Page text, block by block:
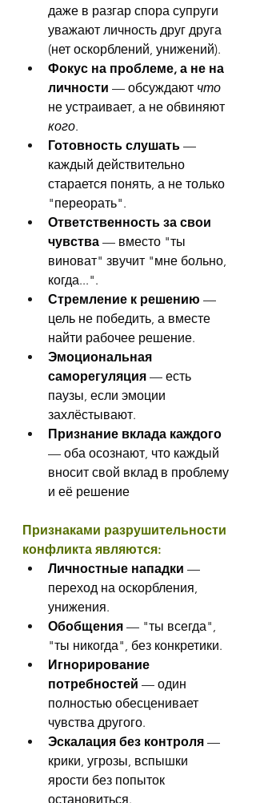
даже в разгар спора супруги
уважают личность друг друга
(нет оскорблений, унижений).
Фокус на проблеме, а не на
личности — обсуждают что
не устраивает, а не обвиняют
кого.
Готовность слушать —
каждый действительно
старается понять, а не только
"переорать".
Ответственность за свои
чувства — вместо "ты
виноват" звучит "мне больно,
когда...".
Стремление к решению —
цель не победить, а вместе
найти рабочее решение.
Эмоциональная
саморегуляция — есть
паузы, если эмоции
захлёстывают.
Признание вклада каждого
— оба осознают, что каждый
вносит свой вклад в проблему
и её решение
Признаками разрушительности
конфликта являются:
Личностные нападки —
переход на оскорбления,
унижения.
Обобщения — "ты всегда",
"ты никогда", без конкретики.
Игнорирование
потребностей — один
полностью обесценивает
чувства другого.
Эскалация без контроля —
крики, угрозы, вспышки
ярости без попыток
остановиться.